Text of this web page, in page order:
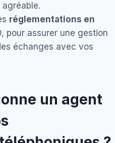
réglementations en
pour assurer une gestion
échanges avec vos
un agent